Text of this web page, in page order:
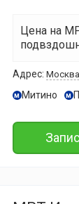
Цена на
Адрес:
м Митино м